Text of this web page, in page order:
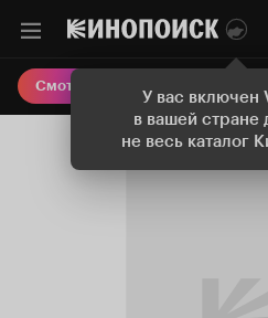
У вас включен
в вашей стране
не весь каталог
Смотреть кино